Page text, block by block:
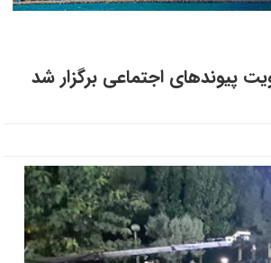
پیوندهای اجتماعی برگزار شد